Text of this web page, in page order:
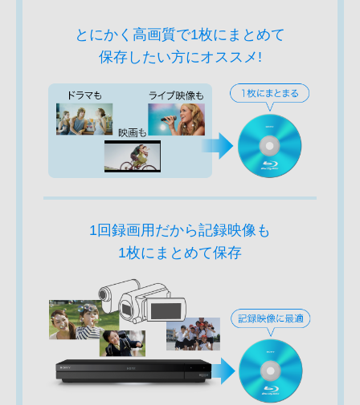
とにかく高画質で1枚にまとめて
保存したい方にオススメ!
1回録画用だから記録映像も
1枚にまとめて保存